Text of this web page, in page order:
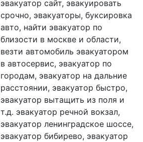
эвакуатор сайт, эвакуировать
срочно, эвакуаторы, буксировка
авто, найти эвакуатор по
близости в москве и области,
везти автомобиль эвакуатором
в автосервис, эвакуатор по
городам, эвакуатор на дальние
расстоянии, эвакуатор быстро,
эвакуатор вытащить из поля и
т.д. эвакуатор речной вокзал,
эвакуатор ленинградское шоссе,
эвакуатор бибирево, эвакуатор